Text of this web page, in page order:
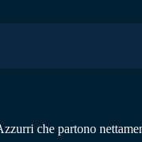
che partono